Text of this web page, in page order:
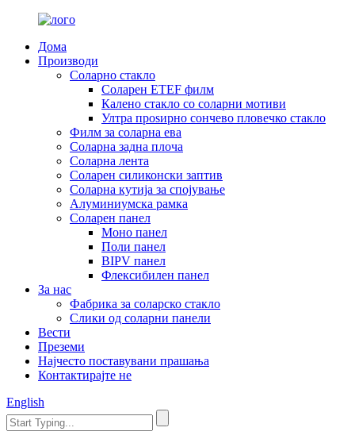
Дома
Производи
Соларно стакло
Соларен ETEF филм
Калено стакло со соларни мотиви
Ултра проѕирно сончево пловечко стакло
Филм за соларна ева
Соларна задна плоча
Соларна лента
Соларен силиконски заптив
Соларна кутија за спојување
Алуминиумска рамка
Соларен панел
Моно панел
Поли панел
BIPV панел
Флексибилен панел
За нас
Фабрика за соларско стакло
Слики од соларни панели
Вести
Преземи
Најчесто поставувани прашања
Контактирајте не
English